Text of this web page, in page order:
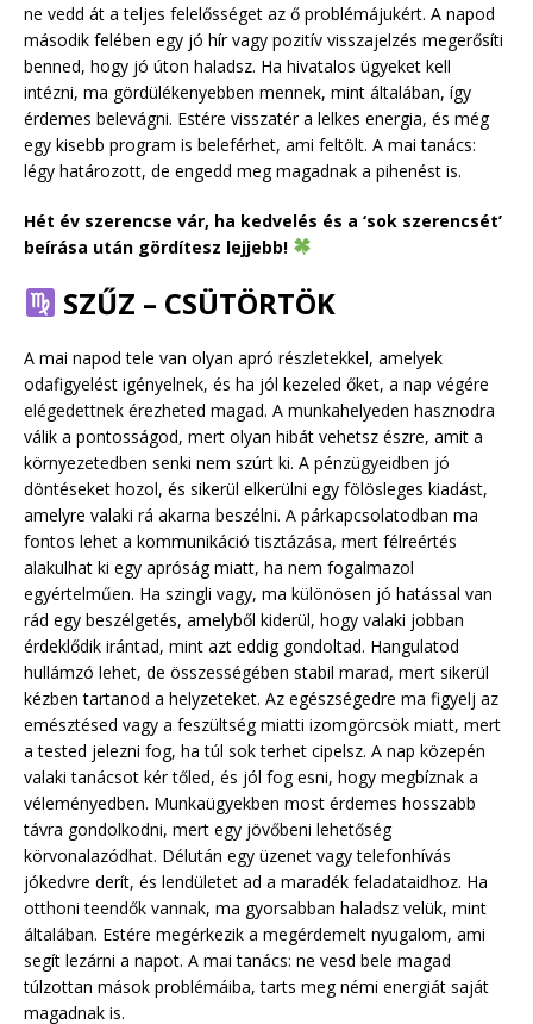
ne vedd át a teljes felelősséget az ő problémájukért. A napod
második felében egy jó hír vagy pozitív visszajelzés megerősíti
benned, hogy jó úton haladsz. Ha hivatalos ügyeket kell
intézni, ma gördülékenyebben mennek, mint általában, így
érdemes belevágni. Estére visszatér a lelkes energia, és még
egy kisebb program is beleférhet, ami feltölt. A mai tanács:
légy határozott, de engedd meg magadnak a pihenést is.
Hét év szerencse vár, ha kedvelés és a ‘sok szerencsét’
beírása után gördítesz lejjebb!
SZŰZ – CSÜTÖRTÖK
A mai napod tele van olyan apró részletekkel, amelyek
odafigyelést igényelnek, és ha jól kezeled őket, a nap végére
elégedettnek érezheted magad. A munkahelyeden hasznodra
válik a pontosságod, mert olyan hibát vehetsz észre, amit a
környezetedben senki nem szúrt ki. A pénzügyeidben jó
döntéseket hozol, és sikerül elkerülni egy fölösleges kiadást,
amelyre valaki rá akarna beszélni. A párkapcsolatodban ma
fontos lehet a kommunikáció tisztázása, mert félreértés
alakulhat ki egy apróság miatt, ha nem fogalmazol
egyértelműen. Ha szingli vagy, ma különösen jó hatással van
rád egy beszélgetés, amelyből kiderül, hogy valaki jobban
érdeklődik irántad, mint azt eddig gondoltad. Hangulatod
hullámzó lehet, de összességében stabil marad, mert sikerül
kézben tartanod a helyzeteket. Az egészségedre ma figyelj az
emésztésed vagy a feszültség miatti izomgörcsök miatt, mert
a tested jelezni fog, ha túl sok terhet cipelsz. A nap közepén
valaki tanácsot kér tőled, és jól fog esni, hogy megbíznak a
véleményedben. Munkaügyekben most érdemes hosszabb
távra gondolkodni, mert egy jövőbeni lehetőség
körvonalazódhat. Délután egy üzenet vagy telefonhívás
jókedvre derít, és lendületet ad a maradék feladataidhoz. Ha
otthoni teendők vannak, ma gyorsabban haladsz velük, mint
általában. Estére megérkezik a megérdemelt nyugalom, ami
segít lezárni a napot. A mai tanács: ne vesd bele magad
túlzottan mások problémáiba, tarts meg némi energiát saját
magadnak is.